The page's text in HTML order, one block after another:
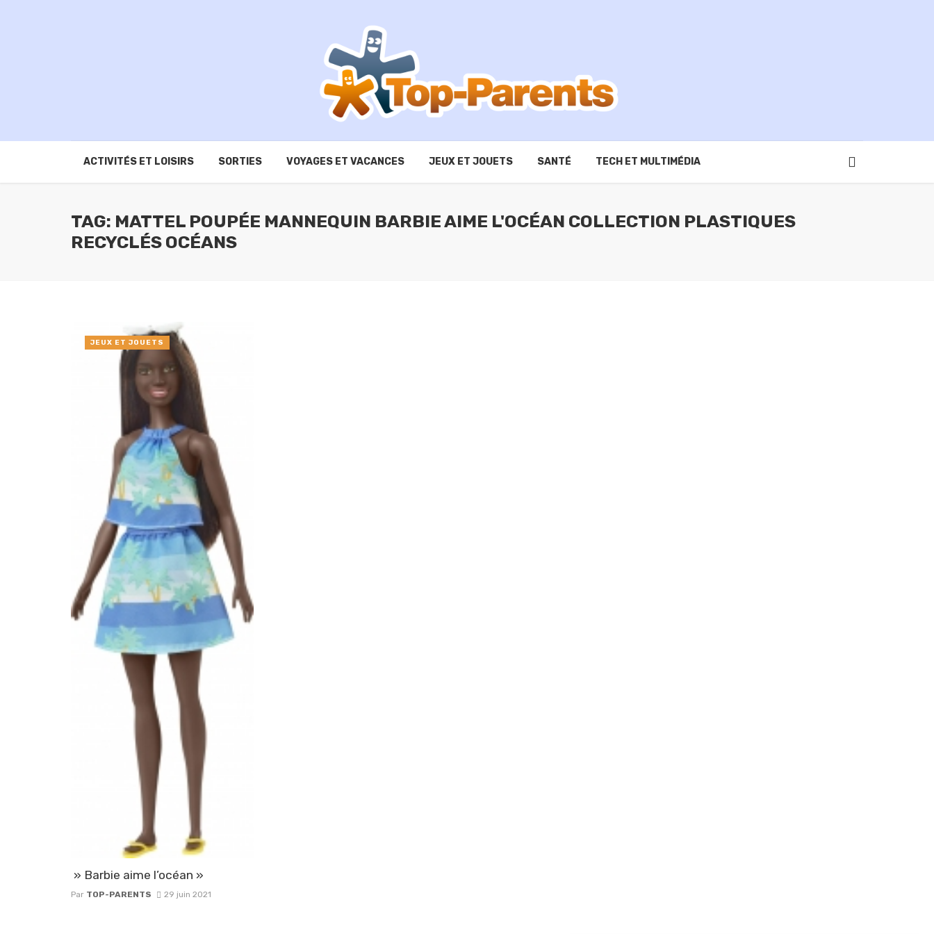
ACTIVITÉS ET LOISIRS SORTIES VOYAGES ET VACANCES JEUX ET JOUETS SANTÉ TECH ET MULTIMÉDIA
TAG: MATTEL POUPÉE MANNEQUIN BARBIE AIME L'OCÉAN COLLECTION PLASTIQUES
RECYCLÉS OCÉANS
» Barbie aime l’océan »
Par TOP-PARENTS 29 juin 2021
JEUX ET JOUETS